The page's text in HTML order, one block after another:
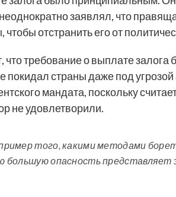
заявлял, что
отстранить его от
требование о выплате
покидал страны даже под
мандата, поскольку
не удовлетворили.
того, какими методами
большую опасность представляет